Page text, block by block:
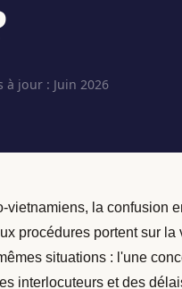
à jour : Juin 2026
vietnamiens, la confusion
procédures portent sur
situations : l'une
interlocuteurs et des